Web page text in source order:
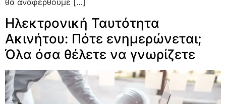
Ηλεκτρονική Ταυτότητα
Ακινήτου: Πότε ενημερώνεται;
Όλα όσα θέλετε να γνωρίζετε